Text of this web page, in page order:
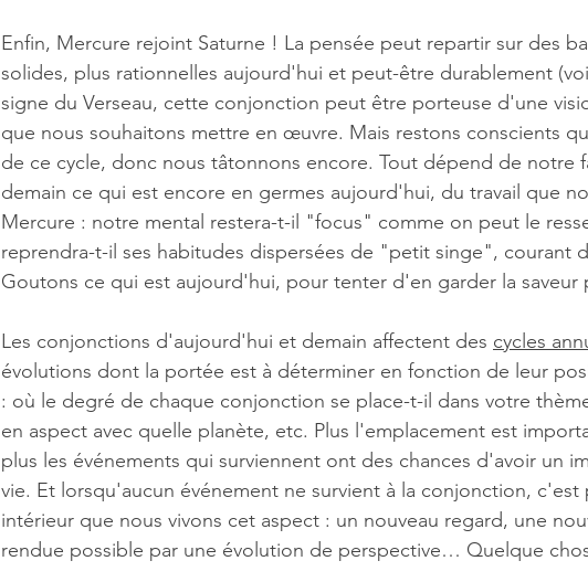
Enfin, Mercure rejoint Saturne ! La pensée peut repartir sur des
solides, plus rationnelles aujourd'hui et peut-être durablement
signe du Verseau, cette conjonction peut être porteuse d'une
que nous souhaitons mettre en œuvre. Mais restons conscients
de ce cycle, donc nous tâtonnons encore. Tout dépend de notre
demain ce qui est encore en germes aujourd'hui, du travail que
Mercure : notre mental restera-t-il "focus" comme on peut le
reprendra-t-il ses habitudes dispersées de "petit singe", courant
Goutons ce qui est aujourd'hui, pour tenter d'en garder la saveur
Les conjonctions d'aujourd'hui et demain affectent des cycles
évolutions dont la portée est à déterminer en fonction de leur
: où le degré de chaque conjonction se place-t-il dans votre
en aspect avec quelle planète, etc. Plus l'emplacement est
plus les événements qui surviennent ont des chances d'avoir un
vie. Et lorsqu'aucun événement ne survient à la conjonction, c'est
intérieur que nous vivons cet aspect : un nouveau regard, une
rendue possible par une évolution de perspective… Quelque